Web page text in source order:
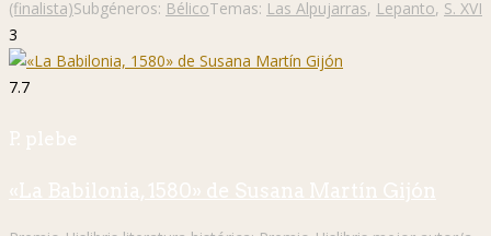
(finalista)Subgéneros: BélicoTemas: Las Alpujarras, Lepanto, S. XVI
3
7.7
P. plebe
«La Babilonia, 1580» de Susana Martín Gijón